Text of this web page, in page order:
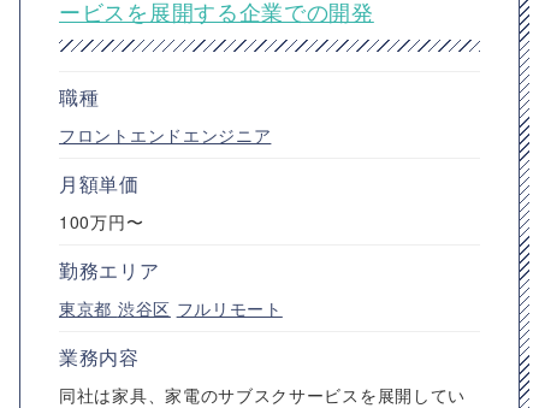
ービスを展開する企業での開発
職種
フロントエンドエンジニア
月額単価
100万円〜
勤務エリア
東京都 渋谷区 フルリモート
業務内容
同社は家具、家電のサブスクサービスを展開してい